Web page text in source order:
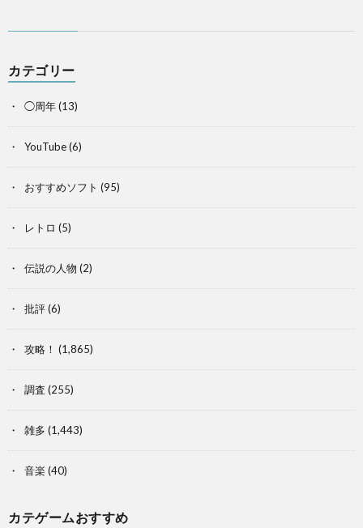
カテゴリー
◯周年(13)
YouTube(6)
おすすめソフト (95)
レトロ (5)
伝説の人物 (2)
批評(6)
攻略！ (1,865)
調査 (255)
雑多 (1,443)
音楽 (40)
カテゲームおすすめ